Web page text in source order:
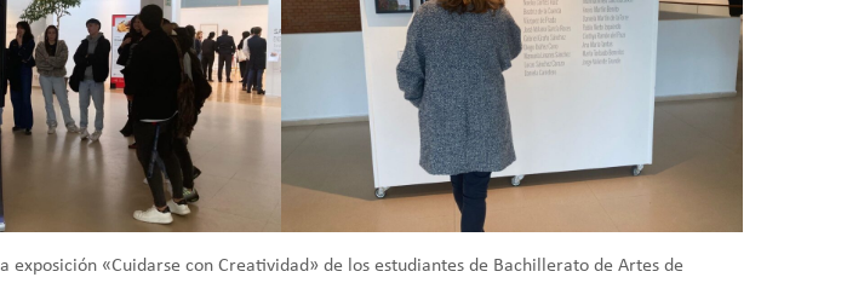
«Cuidarse con Creatividad» de los estudiantes de Bachillerato de Artes de